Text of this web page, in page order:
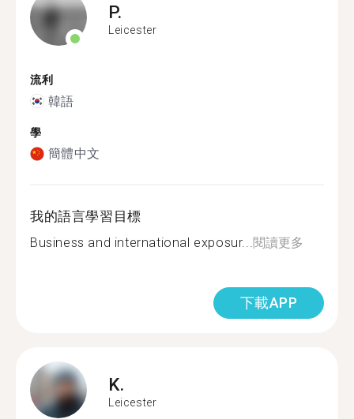
P.
Leicester
流利
韓語
學
簡體中文
我的語言學習目標
Business and international exposur...閱讀更多
下載APP
K.
Leicester